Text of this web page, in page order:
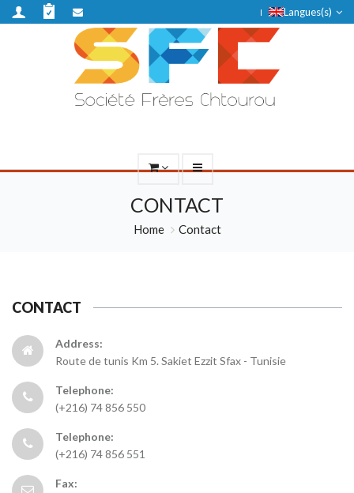
Langues(s)
CONTACT
Home Contact
CONTACT
Address:
Route de tunis Km 5. Sakiet Ezzit Sfax - Tunisie
Telephone:
(+216) 74 856 550
Telephone:
(+216) 74 856 551
Fax: